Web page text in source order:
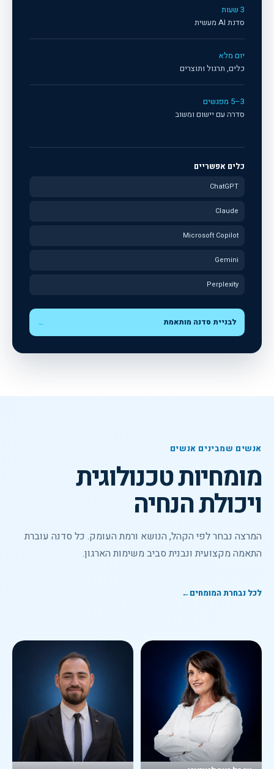
3 שעות
סדנת AI מעשית
יום מלא
כלים, תרגול ותוצרים
3–5 מפגשים
סדרה עם יישום ומשוב
כלים אפשריים
ChatGPT
Claude
Microsoft Copilot
Gemini
Perplexity
לבניית סדנה מותאמת ←
אנשים שמבינים אנשים
מומחיות טכנולוגית
ויכולת הנחיה
המרצה נבחר לפי הקהל, הנושא ורמת העומק. כל סדנה עוברת
התאמה מקצועית ונבנית סביב משימות הארגון.
לכל נבחרת המומחים←